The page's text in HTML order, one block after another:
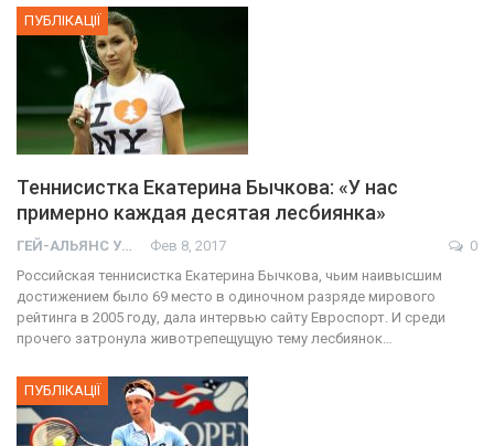
ПУБЛІКАЦІЇ
Теннисистка Екатерина Бычкова: «У нас
примерно каждая десятая лесбиянка»
ГЕЙ-АЛЬЯНС УКРАИНА Фев 8, 2017
0
Российская теннисистка Екатерина Бычкова, чьим наивысшим
достижением было 69 место в одиночном разряде мирового
рейтинга в 2005 году, дала интервью сайту Евроспорт. И среди
прочего затронула животрепещущую тему лесбиянок…
ПУБЛІКАЦІЇ